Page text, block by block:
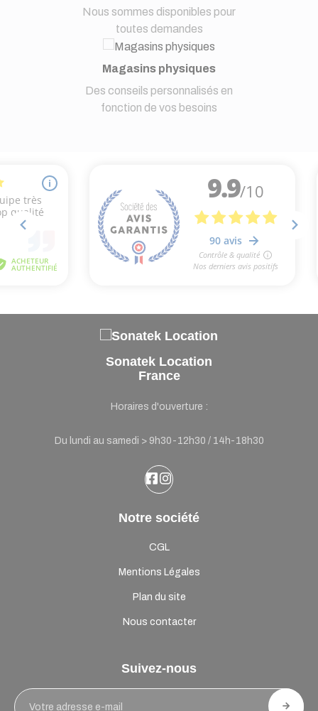
Nous sommes disponibles pour
toutes demandes
Magasins physiques
Des conseils personnalisés en
fonction de vos besoins
Sonatek Location
France
Horaires d'ouverture :
Du lundi au samedi > 9h30-12h30 / 14h-18h30
Notre société
CGL
Mentions Légales
Plan du site
Nous contacter
Suivez-nous